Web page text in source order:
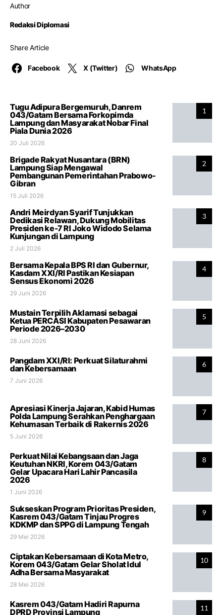
Author
Redaksi Diplomasi
Share Article
Facebook X (Twitter) WhatsApp
1
Tugu Adipura Bergemuruh, Danrem
043/Gatam Bersama Forkopimda
Lampung dan Masyarakat Nobar Final
Piala Dunia 2026
20 Juli 2026
2
Brigade Rakyat Nusantara (BRN)
Lampung Siap Mengawal
Pembangunan Pemerintahan Prabowo-
Gibran
15 Juli 2026
3
Andri Meirdyan Syarif Tunjukkan
Dedikasi Relawan, Dukung Mobilitas
Presiden ke-7 RI Joko Widodo Selama
Kunjungan di Lampung
2 Juli 2026
4
Bersama Kepala BPS RI dan Gubernur,
Kasdam XXI/RI Pastikan Kesiapan
Sensus Ekonomi 2026
29 Juni 2026
5
Mustain Terpilih Aklamasi sebagai
Ketua PERCASI Kabupaten Pesawaran
Periode 2026–2030
28 Juni 2026
6
Pangdam XXI/RI: Perkuat Silaturahmi
dan Kebersamaan
7 Juni 2026
7
Apresiasi Kinerja Jajaran, Kabid Humas
Polda Lampung Serahkan Penghargaan
Kehumasan Terbaik di Rakernis 2026
5 Juni 2026
8
Perkuat Nilai Kebangsaan dan Jaga
Keutuhan NKRI, Korem 043/Gatam
Gelar Upacara Hari Lahir Pancasila
2026
1 Juni 2026
9
Sukseskan Program Prioritas Presiden,
Kasrem 043/Gatam Tinjau Progres
KDKMP dan SPPG di Lampung Tengah
29 Mei 2026
10
Ciptakan Kebersamaan di Kota Metro,
Korem 043/Gatam Gelar Sholat Idul
Adha Bersama Masyarakat
28 Mei 2026
11
Kasrem 043/Gatam Hadiri Rapurna
DPRD Provinsi Lampung